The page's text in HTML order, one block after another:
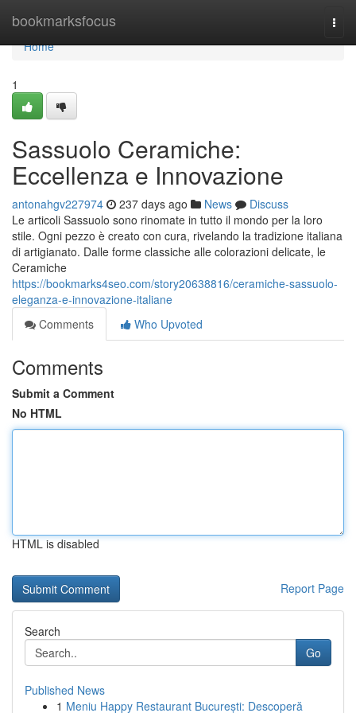
bookmarksfocus
Home
Home
1
Sassuolo Ceramiche:
Eccellenza e Innovazione
antonahgv227974 237 days ago News
Discuss
Le articoli Sassuolo sono rinomate in tutto il mondo per la loro
stile. Ogni pezzo è creato con cura, rivelando la tradizione italiana
di artigianato. Dalle forme classiche alle colorazioni delicate, le
Ceramiche
https://bookmarks4seo.com/story20638816/ceramiche-sassuolo-
eleganza-e-innovazione-italiane
Comments
Who Upvoted
Comments
Submit a Comment
No HTML
HTML is disabled
Report Page
Search
Go
Published News
1 Meniu Happy Restaurant București: Descoperă